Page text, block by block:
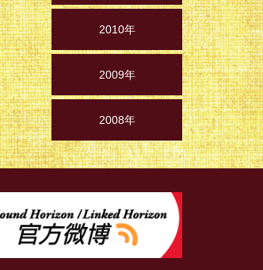
2010年
2009年
2008年